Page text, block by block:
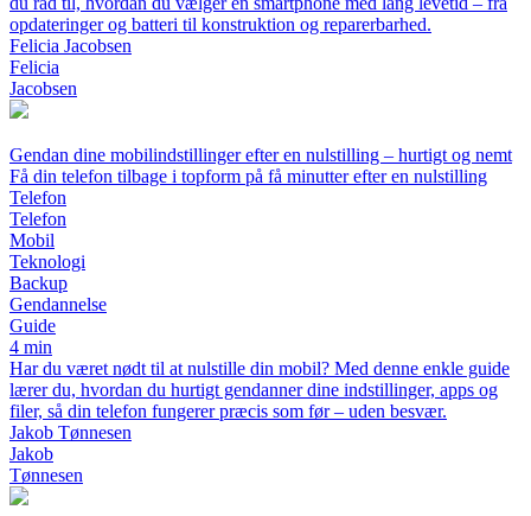
opdateringer og batteri til konstruktion og reparerbarhed.
Felicia Jacobsen
Felicia
Jacobsen
Gendan dine mobilindstillinger efter en nulstilling – hurtigt og nemt
Få din telefon tilbage i topform på få minutter efter en nulstilling
Telefon
Telefon
Mobil
Teknologi
Backup
Gendannelse
Guide
4 min
Har du været nødt til at nulstille din mobil? Med denne enkle guide
lærer du, hvordan du hurtigt gendanner dine indstillinger, apps og
filer, så din telefon fungerer præcis som før – uden besvær.
Jakob Tønnesen
Jakob
Tønnesen